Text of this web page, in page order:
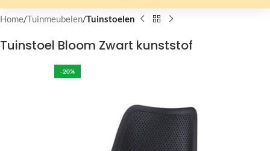
Gratis verzending
Gratis afhalen
Home Tuinmeubelen Tuinstoelen
Tuinstoel Bloom Zwart kunststof
-20%